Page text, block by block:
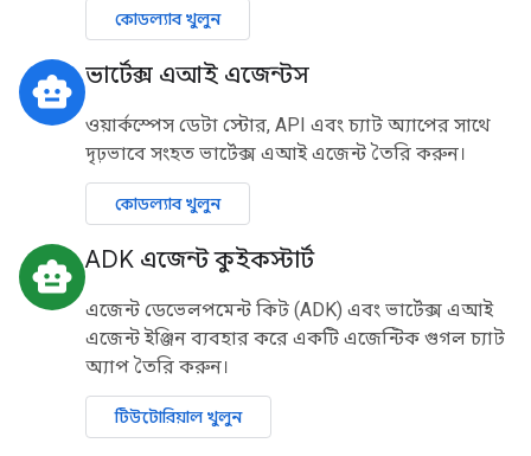
কোডল্যাব খুলুন
smart_toy ভার্টেক্স এআই এজেন্টস
ওয়ার্কস্পেস ডেটা স্টোর, API এবং চ্যাট অ্যাপের সাথে
দৃঢ়ভাবে সংহত ভার্টেক্স এআই এজেন্ট তৈরি করুন।
কোডল্যাব খুলুন
smart_toy ADK এজেন্ট কুইকস্টার্ট
এজেন্ট ডেভেলপমেন্ট কিট (ADK) এবং ভার্টেক্স এআই
এজেন্ট ইঞ্জিন ব্যবহার করে একটি এজেন্টিক গুগল চ্যাট
অ্যাপ তৈরি করুন।
টিউটোরিয়াল খুলুন